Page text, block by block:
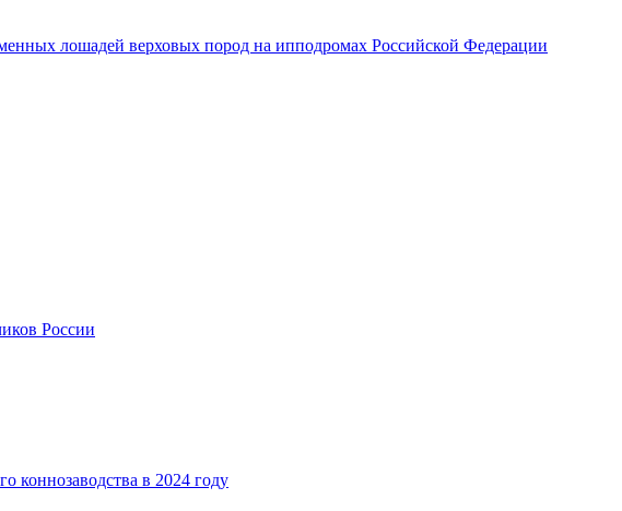
лошадей верховых пород на ипподромах Российской Федерации
России
в 2024 году